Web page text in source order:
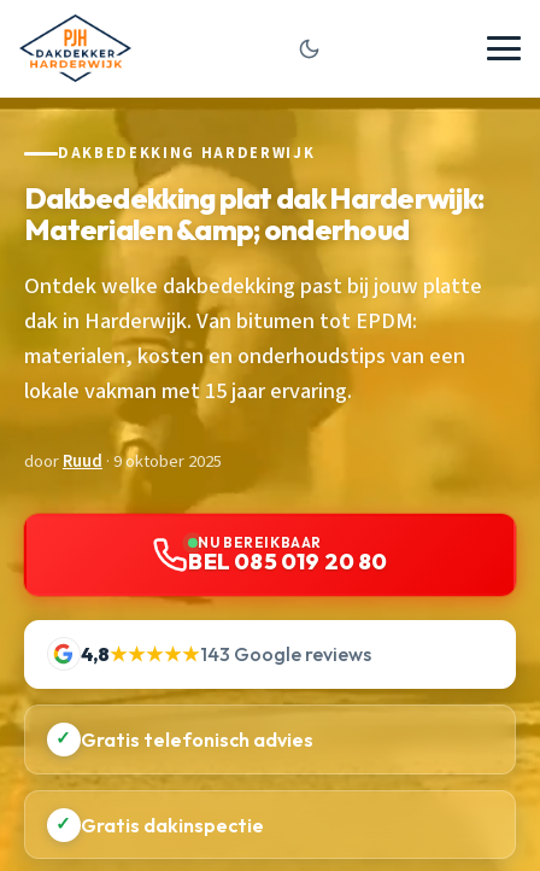
DAKBEDEKKING HARDERWIJK
Dakbedekking plat dak Harderwijk:
Materialen &amp; onderhoud
Ontdek welke dakbedekking past bij jouw platte
dak in Harderwijk. Van bitumen tot EPDM:
materialen, kosten en onderhoudstips van een
lokale vakman met 15 jaar ervaring.
doorRuud · 9 oktober 2025
NU BEREIKBAAR
BEL 085 019 20 80
4,8★★★★★143 Google reviews
✓ Gratis telefonisch advies
✓ Gratis dakinspectie